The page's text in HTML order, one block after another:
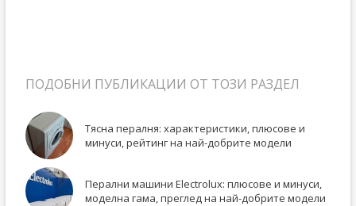
ПОДОБНИ ПУБЛИКАЦИИ ОТ ТОЗИ РАЗДЕЛ
Тясна пералня: характеристики, плюсове и
минуси, рейтинг на най-добрите модели
Перални машини Electrolux: плюсове и минуси,
моделна гама, преглед на най-добрите модели